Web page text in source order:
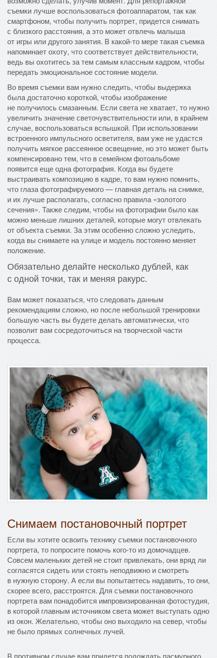
съемки лучше воспользоваться фотоаппаратом, так как
смартфоном, чтобы получить портрет, придется снимать
с близкого расстояния, а это может отвлечь малыша
от игры или другого занятия. В какой-то мере такая съемка
напоминает охоту, что соответствует действительности,
ведь вы охотитесь за тем самым классным кадром, чтобы
передать эмоциональное состояние модели.
Во время съемки вам нужно следить, чтобы выдержка
была достаточно короткой, чтобы изображение
не получилось смазанным. Если света не хватает, то нужно
увеличить значение светочувствительности или, в крайнем
случае, воспользоваться вспышкой. При использовании
встроенного импульсного осветителя, вам уже не удастся
получить мягкое рассеянное освещение, но это может быть
компенсировано тем, что в семейном фотоальбоме
появится еще одна фотография. Когда вы будете
выстраивать композицию в кадре, то вам нужно помнить,
что глаза фотографируемого — главная деталь на снимке,
и их лучше располагать, согласно правила «золотого
сечения». Также следим, чтобы на фотографии было как
можно меньше лишних деталей, которые могут отвлекать
от объекта съемки. За этим особенно сложно уследить,
когда вы снимаете на улице и модель постоянно меняет
положение.
Обязательно делайте несколько дублей, как
с одной точки, так и меняя ракурс.
Вам может показаться, что следовать данным
рекомендациям сложно, но после небольшой тренировки
большую часть вы будете делать автоматически, что
позволит вам сосредоточиться на творческой части
процесса.
Снимаем постановочный портрет
Если вы хотите освоить технику съемки постановочного
портрета, то попросите помочь кого-то из домочадцев.
Совсем маленьких детей не стоит привлекать, они вряд ли
согласятся сидеть или стоять неподвижно и смотреть
в нужную сторону. А если вы попытаетесь надавить, то они,
скорее всего, расстроятся. Для съемки постановочного
портрета вам понадобится импровизированная фотостудия,
в которой главным источником света может выступать одно
из окон. Желательно, чтобы оно выходило на север, чтобы
не было прямых солнечных лучей.
В противном случае вам придется подождать пасмурного